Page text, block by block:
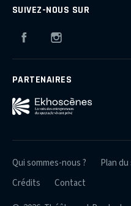
SUIVEZ-NOUS SUR
Facebook
PARTENAIRES
Qui sommes-nous ? Plan
Crédits
Contact